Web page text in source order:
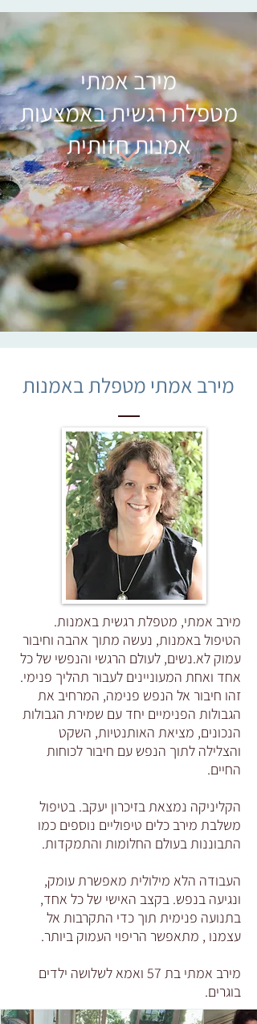
מירב אמתי
מטפלת רגשית באמצעות
אמנות חזותית
מירב אמתי מטפלת באמנות
מירב אמתי, מטפלת רגשית באמנות.
הטיפול באמנות, נעשה מתוך אהבה וחיבור
עמוק לא.נשים, לעולם הרגשי והנפשי של כל
אחד ואחת המעוניינים לעבור תהליך פנימי.
זהו חיבור אל הנפש פנימה, המרחיב את
הגבולות הפנימיים יחד עם שמירת הגבולות
הנכונים, מציאת האותנטיות, השקט
והצלילה לתוך הנפש עם חיבור לכוחות
החיים.
הקליניקה נמצאת בזיכרון יעקב. בטיפול
משלבת מירב כלים טיפוליים נוספים כמו
התבוננות בעולם החלומות והתמקדות.
העבודה הלא מילולית מאפשרת עומק,
ונגיעה בנפש. בקצב האישי של כל אחד,
בתנועה פנימית תוך כדי התקרבות אל
עצמנו , מתאפשר הריפוי העמוק ביותר.
מירב אמתי בת 57 ואמא לשלושה ילדים
בוגרים.